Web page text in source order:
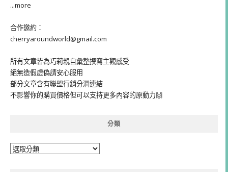
...more
合作邀約：
cherryaroundworld@gmail.com
所有文章皆為巧莉親自彙整撰寫主觀感受
絕無造假虛偽請安心服用
部分文章含有聯盟行銷分潤連結
不影響你的購買價格但可以支持更多內容的原動力🙌
分類
分